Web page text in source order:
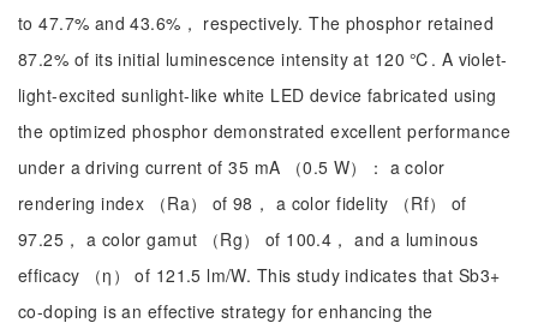
to 47.7% and 43.6%， respectively. The phosphor retained
87.2% of its initial luminescence intensity at 120 ℃. A violet-
light-excited sunlight-like white LED device fabricated using
the optimized phosphor demonstrated excellent performance
under a driving current of 35 mA （0.5 W）： a color
rendering index （Ra） of 98， a color fidelity （Rf） of
97.25， a color gamut （Rg） of 100.4， and a luminous
efficacy （η） of 121.5 lm/W. This study indicates that Sb3+
co-doping is an effective strategy for enhancing the